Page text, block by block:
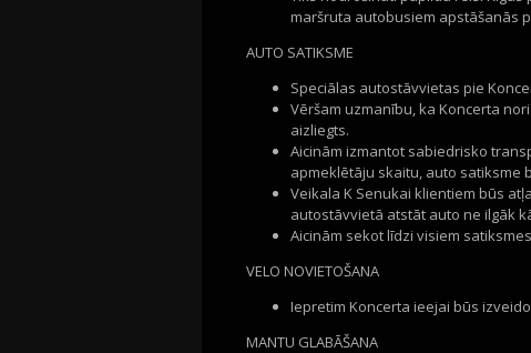
maršruta autobusiem apstāšanās
AUTO SATIKSME
Speciālas autostāvvietas pie
Vēršam uzmanību, ka Koncerta
aizliegts.
Aicinām izmantot sabiedrisko
apmeklētāju skaitu, auto satiksme
Veikala K Senukai klientiem būs
autostāvvietā atstāt auto ne ilgāk
Aicinām sekot līdzi visiem
VELO NOVIETOŠANA
Iepretim Koncerta ieejai būs
MANTU GLABĀŠANA